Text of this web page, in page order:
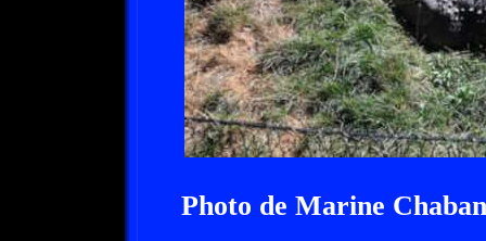
Photo de Marine